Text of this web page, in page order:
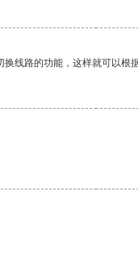
线路的功能，这样就可以根